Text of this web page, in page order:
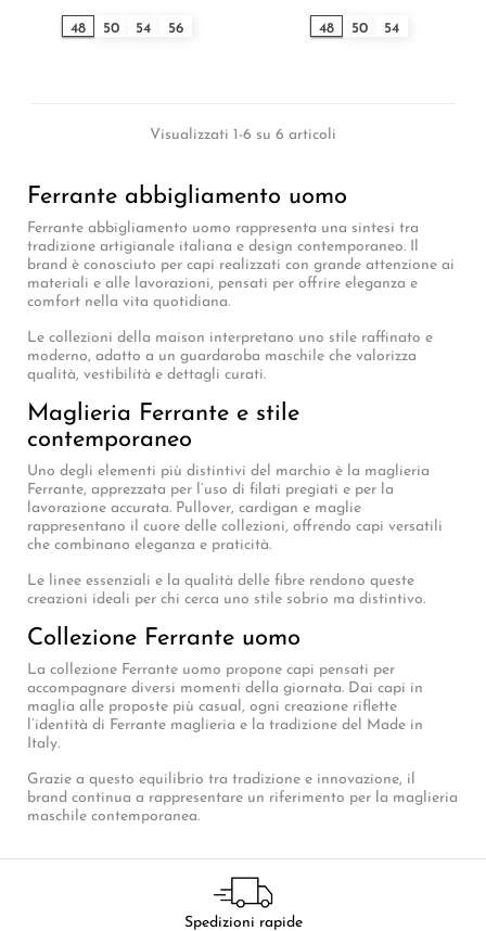
48 50 54 56 48 50 54
Visualizzati 1-6 su 6 articoli
Ferrante abbigliamento uomo
Ferrante abbigliamento uomo rappresenta una sintesi tra
tradizione artigianale italiana e design contemporaneo. Il
brand è conosciuto per capi realizzati con grande attenzione ai
materiali e alle lavorazioni, pensati per offrire eleganza e
comfort nella vita quotidiana.
Le collezioni della maison interpretano uno stile raffinato e
moderno, adatto a un guardaroba maschile che valorizza
qualità, vestibilità e dettagli curati.
Maglieria Ferrante e stile
contemporaneo
Uno degli elementi più distintivi del marchio è la maglieria
Ferrante, apprezzata per l’uso di filati pregiati e per la
lavorazione accurata. Pullover, cardigan e maglie
rappresentano il cuore delle collezioni, offrendo capi versatili
che combinano eleganza e praticità.
Le linee essenziali e la qualità delle fibre rendono queste
creazioni ideali per chi cerca uno stile sobrio ma distintivo.
Collezione Ferrante uomo
La collezione Ferrante uomo propone capi pensati per
accompagnare diversi momenti della giornata. Dai capi in
maglia alle proposte più casual, ogni creazione riflette
l’identità di Ferrante maglieria e la tradizione del Made in
Italy.
Grazie a questo equilibrio tra tradizione e innovazione, il
brand continua a rappresentare un riferimento per la maglieria
maschile contemporanea.
Spedizioni rapide